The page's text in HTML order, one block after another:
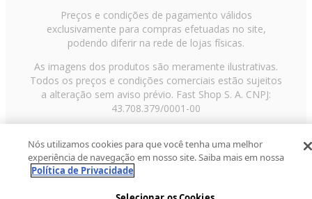
Preços e condições de pagamento válidos
exclusivamente para compras efetuadas no site,
podendo diferir na rede de lojas físicas.
As imagens dos produtos são meramente ilustrativas.
Todos os preços e condições comerciais estão sujeitos
a alteração sem aviso prévio. Fast Shop S. A. CNPJ:
43.708.379/0001-00
Paulo/SP, CEP 02029-001, Telefone: 11 3003-3728 ©
2013 Fast Shop - Todos os direitos reservadosRF
Nós utilizamos cookies para que você tenha uma melhor
experiência de navegação em nosso site. Saiba mais em nossa
Política de Privacidade